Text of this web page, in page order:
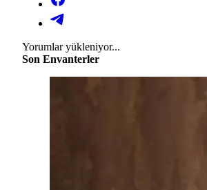
Yorumlar yükleniyor...
Son Envanterler